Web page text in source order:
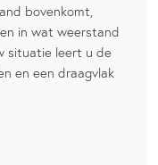
bovenkomt,
in wat weerstand
situatie leert u de
en een draagvlak